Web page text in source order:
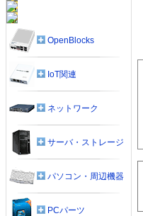
OpenBlocks
IoT関連
ネットワーク
サーバ・ストレージ
パソコン・周辺機器
PCパーツ